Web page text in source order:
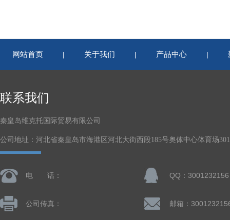
网站首页 | 关于我们 | 产品中心 |
联系我们
秦皇岛维克托国际贸易有限公司
公司地址：河北省秦皇岛市海港区河北大街西段185号奥体中心体育场
电 话： QQ：3001232156
公司传真： 邮箱：